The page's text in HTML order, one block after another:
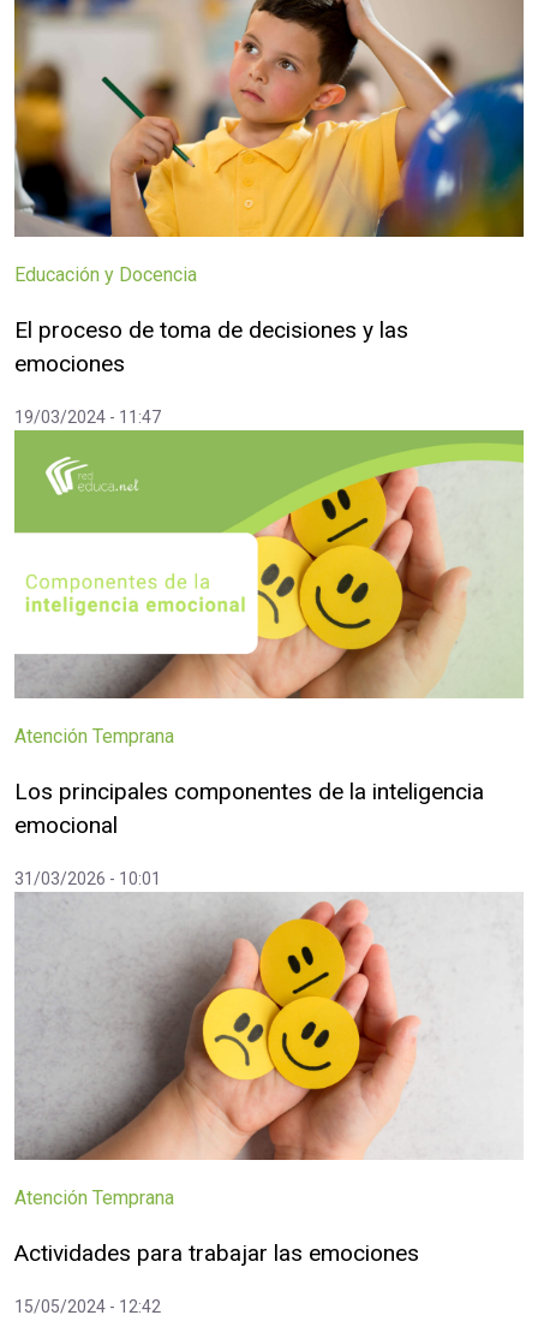
Educación y Docencia
El proceso de toma de decisiones y las
emociones
19/03/2024 - 11:47
Atención Temprana
Los principales componentes de la inteligencia
emocional
31/03/2026 - 10:01
Atención Temprana
Actividades para trabajar las emociones
15/05/2024 - 12:42